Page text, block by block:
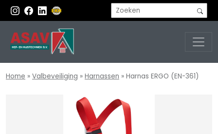
Home » Valbeveiliging » Harnassen » Harnas ERGO (EN-361)